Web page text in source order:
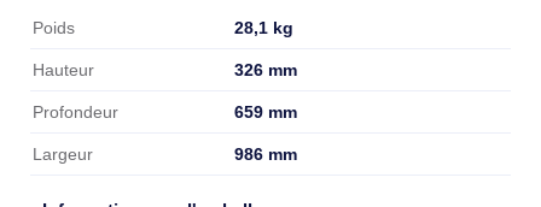
Poids et dimensions
Poids 28,1 kg
Hauteur 326 mm
Profondeur 659 mm
Largeur 986 mm